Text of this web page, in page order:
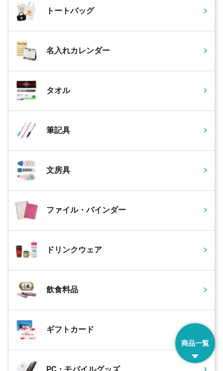
商品一覧
トートバッグ
名入れカレンダー
タオル
筆記具
文房具
ファイル・バインダー
ドリンクウェア
飲食料品
ギフトカード